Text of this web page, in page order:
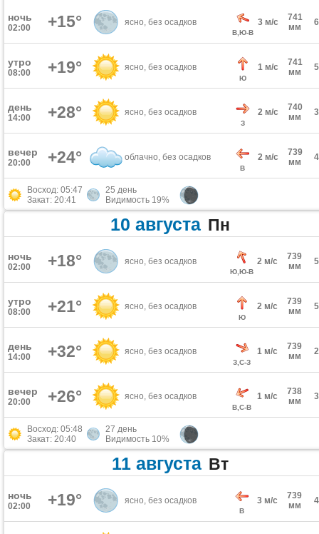
ночь
02:00 +15° ясно, без осадков
В,Ю-В
3 м/с
741
мм
утро
08:00 +19° ясно, без осадков
Ю
1 м/с
741
мм
день
14:00 +28° ясно, без осадков
З
2 м/с
740
мм
вечер
20:00 +24° облачно, без осадков
В
2 м/с
739
мм
Восход: 05:47
Закат: 20:41
25 день
Видимость 19%
10 августа Пн
ночь
02:00 +18° ясно, без осадков
Ю,Ю-В
2 м/с
739
мм
утро
08:00 +21° ясно, без осадков
Ю
2 м/с
739
мм
день
14:00 +32° ясно, без осадков
З,С-З
1 м/с
739
мм
вечер
20:00 +26° ясно, без осадков
В,С-В
1 м/с
738
мм
Восход: 05:48
Закат: 20:40
27 день
Видимость 10%
11 августа Вт
ночь
02:00 +19° ясно, без осадков
В
3 м/с
739
мм